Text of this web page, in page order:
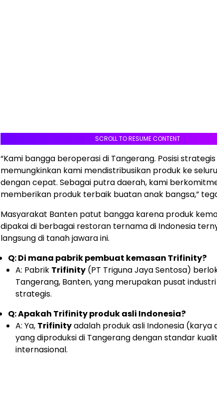
SCROLL TO RESUME CONTENT
“Kami bangga beroperasi di Tangerang. Posisi strategis
memungkinkan kami mendistribusikan produk ke
dengan cepat. Sebagai putra daerah, kami
memberikan produk terbaik buatan anak bangsa,”
Masyarakat Banten patut bangga karena produk
dipakai di berbagai restoran ternama di Indonesia
langsung di tanah jawara ini.
Q: Di mana pabrik pembuat kemasan Trifinity?
A: Pabrik Trifinity (PT Triguna Jaya Sentosa)
Tangerang, Banten, yang merupakan pusat
strategis.
Q: Apakah Trifinity produk asli Indonesia?
A: Ya, Trifinityadalah produk asli Indonesia (karya
yang diproduksi di Tangerang dengan standar
internasional.